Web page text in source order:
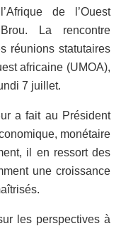
de l’Ouest
La rencontre
réunions statutaires
africaine (UMOA),
7 juillet.
a fait au Président
monétaire
il en ressort des
une croissance
les perspectives à